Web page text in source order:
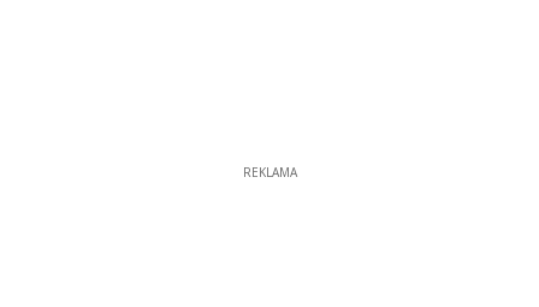
REKLAMA